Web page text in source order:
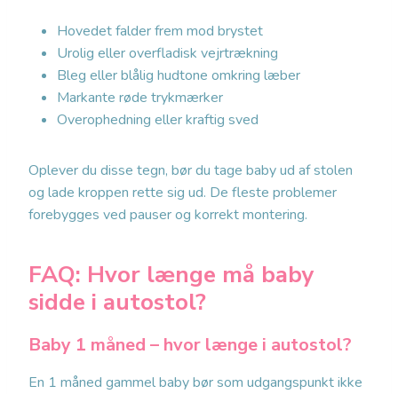
Hovedet falder frem mod brystet
Urolig eller overfladisk vejrtrækning
Bleg eller blålig hudtone omkring læber
Markante røde trykmærker
Overophedning eller kraftig sved
Oplever du disse tegn, bør du tage baby ud af stolen
og lade kroppen rette sig ud. De fleste problemer
forebygges ved pauser og korrekt montering.
FAQ: Hvor længe må baby
sidde i autostol?
Baby 1 måned – hvor længe i autostol?
En 1 måned gammel baby bør som udgangspunkt ikke